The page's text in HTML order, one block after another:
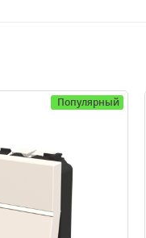
Популярный